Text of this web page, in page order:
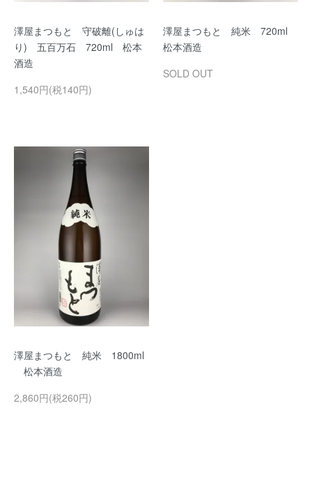
澤屋まつもと 守破離(しゅは
り) 五百万石 720ml 松本
酒造
1,540円(税140円)
澤屋まつもと 純米 720ml
松本酒造
SOLD OUT
澤屋まつもと 純米 1800ml
松本酒造
2,860円(税260円)